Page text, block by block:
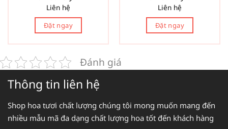
Liên hệ
Đặt ngay
Liên hệ
Đặt ngay
Đánh giá
Thông tin liên hệ
Shop hoa tươi chất lượng chúng tôi mong muốn mang đến
nhiều mẫu mã đa dạng chất lượng hoa tốt đến khách hàng